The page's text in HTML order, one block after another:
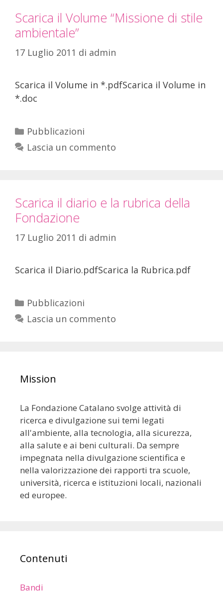
Scarica il Volume “Missione di stile
ambientale”
17 Luglio 2011 di admin
Scarica il Volume in *.pdfScarica il Volume in
*.doc
Pubblicazioni
Lascia un commento
Scarica il diario e la rubrica della
Fondazione
17 Luglio 2011 di admin
Scarica il Diario.pdfScarica la Rubrica.pdf
Pubblicazioni
Lascia un commento
Mission
La Fondazione Catalano svolge attività di
ricerca e divulgazione sui temi legati
all'ambiente, alla tecnologia, alla sicurezza,
alla salute e ai beni culturali. Da sempre
impegnata nella divulgazione scientifica e
nella valorizzazione dei rapporti tra scuole,
università, ricerca e istituzioni locali, nazionali
ed europee.
Contenuti
Bandi